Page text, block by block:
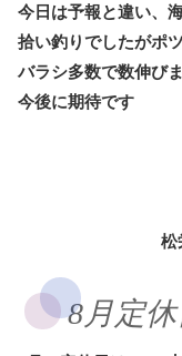
今日は予報と違い、
拾い釣りでしたがポ
バラシ多数で数伸び
今後に期待です
松
8月定